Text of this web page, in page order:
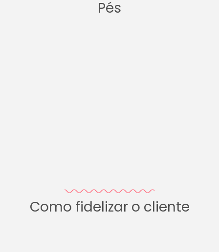
Pés
Como fidelizar o cliente